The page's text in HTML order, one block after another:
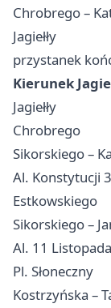
Chrobrego –
Jagiełły
przystanek
Kierunek
Jagiełły
Chrobrego
Sikorskiego –
Al. Konstytucji
Estkowskiego
Sikorskiego –
Al. 11
Pl. Słoneczny
Kostrzyńska –